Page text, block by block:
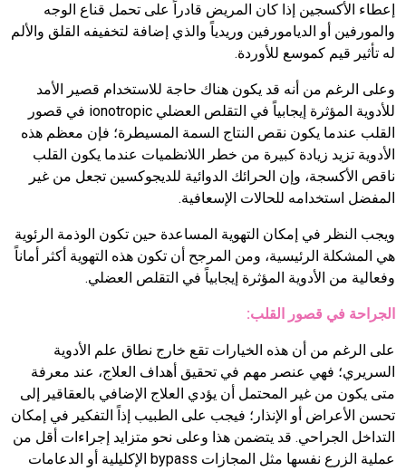
إعطاء الأكسجين إذا كان المريض قادراً على تحمل قناع الوجه
والمورفين أو الديامورفين وريدياً والذي إضافة لتخفيفه القلق والألم
له تأثير قيم كموسع للأوردة.
وعلى الرغم من أنه قد يكون هناك حاجة للاستخدام قصير الأمد
للأدوية المؤثرة إيجابياً في التقلص العضلي ionotropic في قصور
القلب عندما يكون نقص النتاج السمة المسيطرة؛ فإن معظم هذه
الأدوية تزيد زيادة كبيرة من خطر اللانظميات عندما يكون القلب
ناقص الأكسجة، وإن الحرائك الدوائية للديجوكسين تجعل من غير
المفضل استخدامه للحالات الإسعافية.
ويجب النظر في إمكان التهوية المساعدة حين تكون الوذمة الرئوية
هي المشكلة الرئيسية، ومن المرجح أن تكون هذه التهوية أكثر أماناً
وفعالية من الأدوية المؤثرة إيجابياً في التقلص العضلي.
الجراحة في قصور القلب:
على الرغم من أن هذه الخيارات تقع خارج نطاق علم الأدوية
السريري؛ فهي عنصر مهم في تحقيق أهداف العلاج، عند معرفة
متى يكون من غير المحتمل أن يؤدي العلاج الإضافي بالعقاقير إلى
تحسن الأعراض أو الإنذار؛ فيجب على الطبيب إذاً التفكير في إمكان
التداخل الجراحي. قد يتضمن هذا وعلى نحو متزايد إجراءات أقل من
عملية الزرع نفسها مثل المجازات bypass الإكليلية أو الدعامات